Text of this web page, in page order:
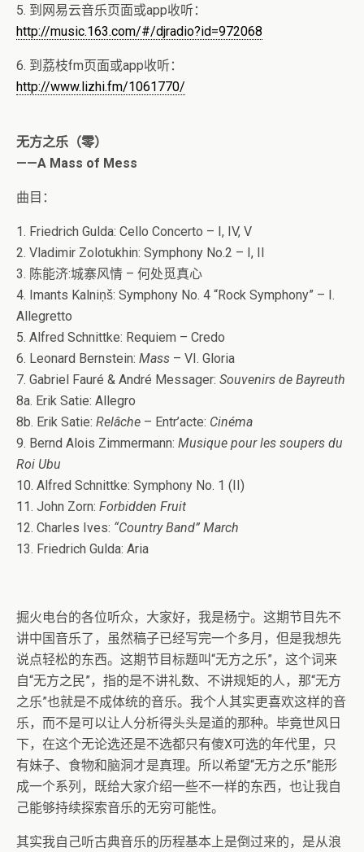
5. 到网易云音乐页面或app收听：
http://music.163.com/#/djradio?id=972068
6. 到荔枝fm页面或app收听：
http://www.lizhi.fm/1061770/
无方之乐（零）
——A Mass of Mess
曲目：
1. Friedrich Gulda: Cello Concerto – I, IV, V
2. Vladimir Zolotukhin: Symphony No.2 – I, II
3. 陈能济:城寨风情 – 何处觅真心
4. Imants Kalniņš: Symphony No. 4 “Rock Symphony” – I.
Allegretto
5. Alfred Schnittke: Requiem – Credo
6. Leonard Bernstein: Mass – VI. Gloria
7. Gabriel Fauré & André Messager: Souvenirs de Bayreuth
8a. Erik Satie: Allegro
8b. Erik Satie: Relâche – Entr’acte: Cinéma
9. Bernd Alois Zimmermann: Musique pour les soupers du
Roi Ubu
10. Alfred Schnittke: Symphony No. 1 (II)
11. John Zorn: Forbidden Fruit
12. Charles Ives: “Country Band” March
13. Friedrich Gulda: Aria
掘火电台的各位听众，大家好，我是杨宁。这期节目先不
讲中国音乐了，虽然稿子已经写完一个多月，但是我想先
说点轻松的东西。这期节目标题叫“无方之乐”，这个词来
自“无方之民”，指的是不讲礼数、不讲规矩的人，那“无方
之乐”也就是不成体统的音乐。我个人其实更喜欢这样的音
乐，而不是可以让人分析得头头是道的那种。毕竟世风日
下，在这个无论选还是不选都只有傻X可选的年代里，只
有妹子、食物和脑洞才是真理。所以希望“无方之乐”能形
成一个系列，既给大家介绍一些不一样的东西，也让我自
己能够持续探索音乐的无穷可能性。
其实我自己听古典音乐的历程基本上是倒过来的，是从浪